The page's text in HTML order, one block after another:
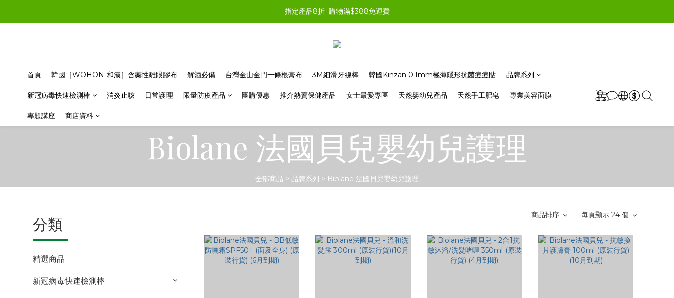
指定產品8折  購物滿$388免運費
首頁 韓國［WOHON-和漢］含藥性雞眼膠布 解酒必備 台灣金山金門一條根膏布 3M細滑牙線棒 韓國Kinzan 0.1mm極薄隱形抗菌痘痘貼 品牌系列
新冠病毒快速檢測棒 消炎止咳 日常護理 限量防疫產品 團購優惠 推介熱賣保健產品 女士最愛專區 天然嬰幼兒產品 天然手工肥皂 專業美容面膜
專題講座 商店資料
Biolane 法國貝兒嬰幼兒護理
全部商品 > 品牌系列 > Biolane 法國貝兒嬰幼兒護理
分類
精選商品
新冠病毒快速檢測棒
商品排序 每頁顯示 24 個